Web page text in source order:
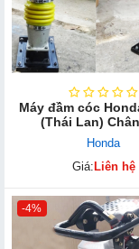
Máy đầm cóc
(Thái Lan)
Honda
Giá: Liên hệ
-4%